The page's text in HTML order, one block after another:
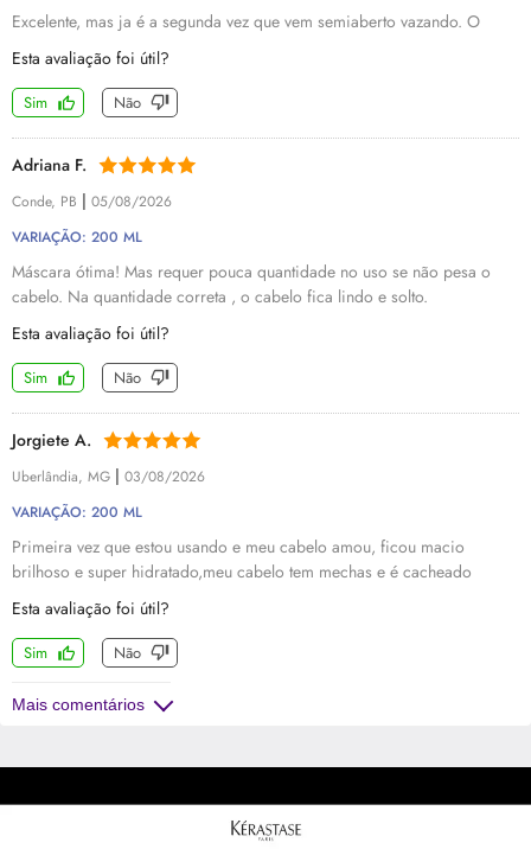
Excelente, mas ja é a segunda vez que vem semiaberto vazando. O
Esta avaliação foi útil?
Sim Não
Adriana F.
Conde, PB | 05/08/2026
VARIAÇÃO: 200 ML
Máscara ótima! Mas requer pouca quantidade no uso se não pesa o
cabelo. Na quantidade correta , o cabelo fica lindo e solto.
Esta avaliação foi útil?
Sim Não
Jorgiete A.
Uberlândia, MG | 03/08/2026
VARIAÇÃO: 200 ML
Primeira vez que estou usando e meu cabelo amou, ficou macio
brilhoso e super hidratado,meu cabelo tem mechas e é cacheado
Esta avaliação foi útil?
Sim Não
Mais comentários